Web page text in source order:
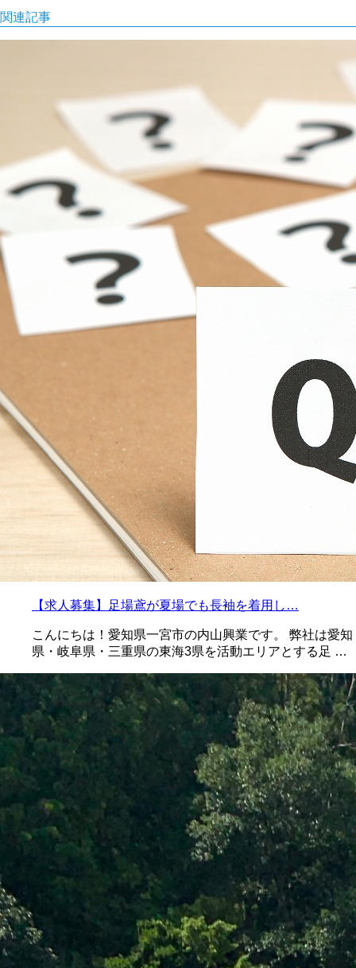
関連記事
【求人募集】足場鳶が夏場でも長袖を着用し…
こんにちは！愛知県一宮市の内山興業です。 弊社は愛知
県・岐阜県・三重県の東海3県を活動エリアとする足 …